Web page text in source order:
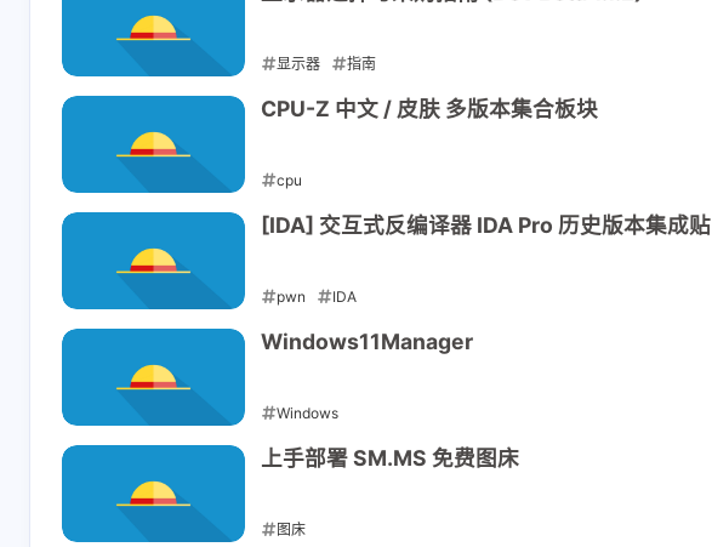
无法获取评论，请确认相关配置是否正确
显示器 指南
2022-06-11
CPU-Z 中文 / 皮肤 多版本集合板块
cpu
2022-06-10
[IDA] 交互式反编译器 IDA Pro 历史版本集成贴
pwn IDA
2022-06-10
Windows11Manager
Windows
2022-06-10
上手部署 SM.MS 免费图床
图床